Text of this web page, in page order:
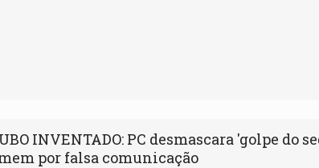
INVENTADO: PC desmascara 'golpe do
por falsa comunicação